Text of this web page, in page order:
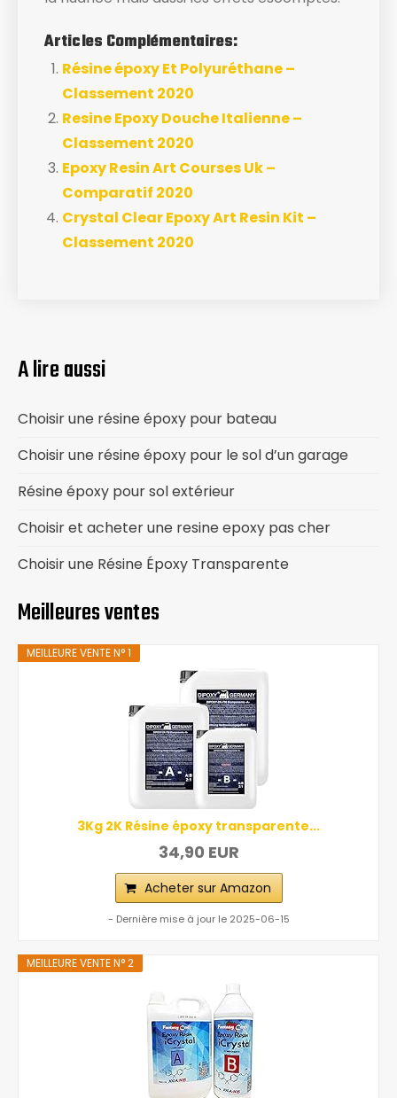
Articles Complémentaires:
Résine époxy Et Polyuréthane –
Classement 2020
Resine Epoxy Douche Italienne –
Classement 2020
Epoxy Resin Art Courses Uk –
Comparatif 2020
Crystal Clear Epoxy Art Resin Kit –
Classement 2020
A lire aussi
Choisir une résine époxy pour bateau
Choisir une résine époxy pour le sol d’un garage
Résine époxy pour sol extérieur
Choisir et acheter une resine epoxy pas cher
Choisir une Résine Époxy Transparente
Meilleures ventes
MEILLEURE VENTE N° 1
3Kg 2K Résine époxy transparente...
34,90 EUR
Acheter sur Amazon
- Dernière mise à jour le 2025-06-15
MEILLEURE VENTE N° 2